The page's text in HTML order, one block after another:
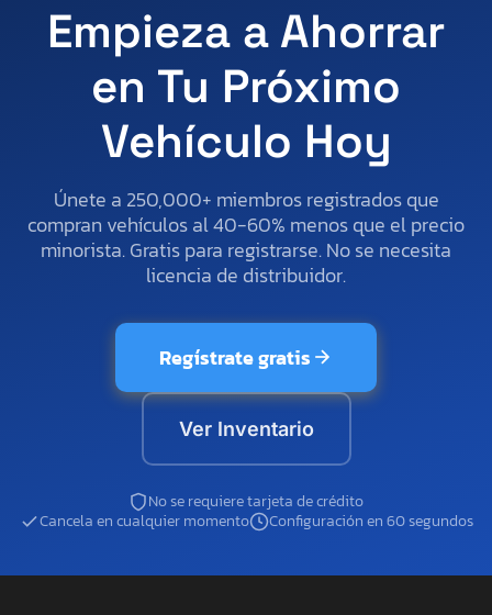
Empieza a Ahorrar
en Tu Próximo
Vehículo Hoy
Únete a 250,000+ miembros registrados que
compran vehículos al 40-60% menos que el precio
minorista. Gratis para registrarse. No se necesita
licencia de distribuidor.
Regístrate gratis
Ver Inventario
No se requiere tarjeta de crédito
Cancela en cualquier momento
Configuración en 60 segundos